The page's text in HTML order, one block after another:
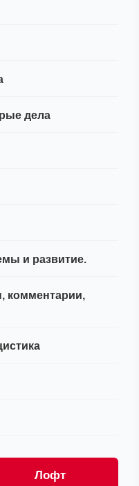
дела
и развитие.
комментарии,
Лофт